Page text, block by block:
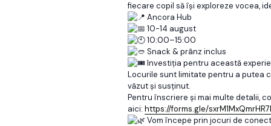
fiecare copil să își exploreze vocea,
Ancora Hub
10-14 august
10:00–15:00
Snack & prânz inclus
Investiția pentru această
Locurile sunt limitate pentru a putea
văzut și susținut.
Pentru înscriere și mai multe detalii,
aici: https://forms.gle/
Vom începe prin jocuri de